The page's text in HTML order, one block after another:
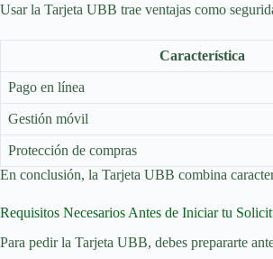
Usar la Tarjeta UBB trae ventajas como
Característica
Pago en línea
Gestión móvil
Protección de compras
En conclusión, la Tarjeta UBB combina
Requisitos Necesarios Antes de Iniciar tu
Para pedir la Tarjeta UBB, debes prepararte